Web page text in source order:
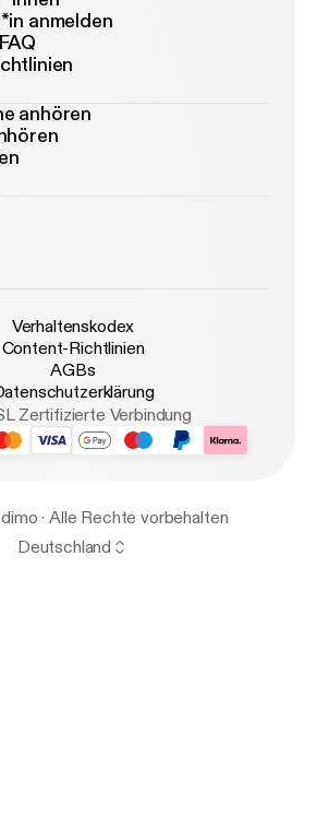
anmelden
anhören
Verhaltenskodex
Content-Richtlinien
AGBs
Zertifizierte Verbindung
· Alle Rechte vorbehalten
Deutschland